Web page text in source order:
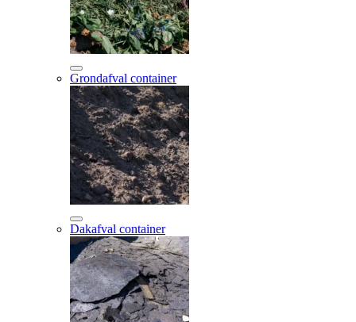
Grondafval container
Dakafval container